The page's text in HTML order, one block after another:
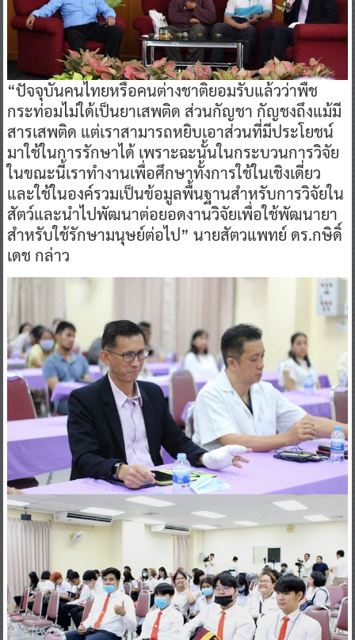
“ปัจจุบันคนไทยหรือคนต่างชาติยอมรับแล้วว่าพืช
กระท่อมไม่ใด้เป็นยาเสพติด ส่วนกัญชา กัญชงถึงแม้มี
สารเสพติด แต่เราสามารถหยิบเอาส่วนที่มีประโยชน์
มาใช้ในการรักษาได้ เพราะฉะนั้นในกระบวนการวิจัย
ในขณะนี้เราทำงานเพื่อศึกษาทั้งการใช้ในเชิงเดี่ยว
และใช้ในองค์รวมเป็นข้อมูลพื้นฐานสำหรับการวิจัยใน
สัตว์และนำไปพัฒนาต่อยอดงานวิจัยเพื่อใช้พัฒนายา
สำหรับใช้รักษามนุษย์ต่อไป” นายสัตวแพทย์ ดร.กษิดิ์
เดช กล่าว